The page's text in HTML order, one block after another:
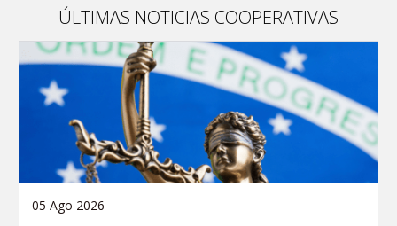
ÚLTIMAS NOTICIAS COOPERATIVAS
05 Ago 2026